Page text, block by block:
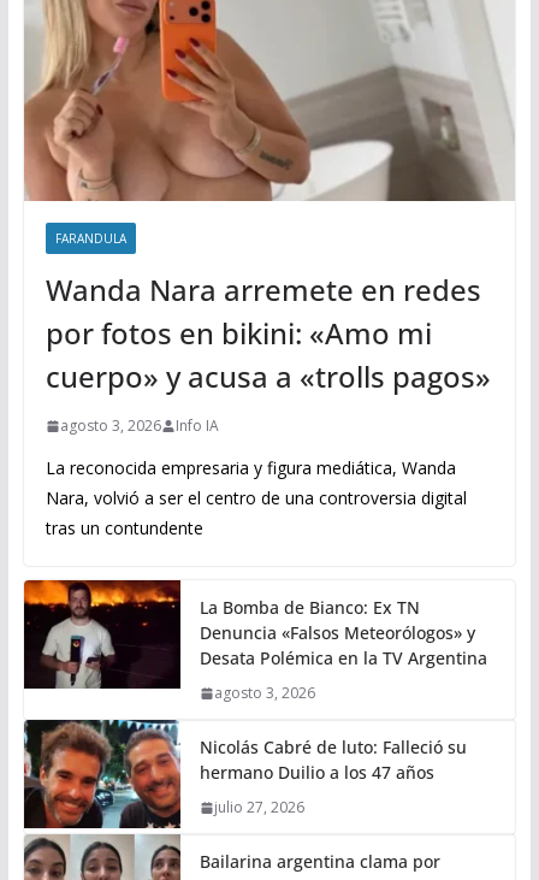
FARANDULA
Wanda Nara arremete en redes
por fotos en bikini: «Amo mi
cuerpo» y acusa a «trolls pagos»
agosto 3, 2026 Info IA
La reconocida empresaria y figura mediática, Wanda
Nara, volvió a ser el centro de una controversia digital
tras un contundente
La Bomba de Bianco: Ex TN
Denuncia «Falsos Meteorólogos» y
Desata Polémica en la TV Argentina
agosto 3, 2026
Nicolás Cabré de luto: Falleció su
hermano Duilio a los 47 años
julio 27, 2026
Bailarina argentina clama por